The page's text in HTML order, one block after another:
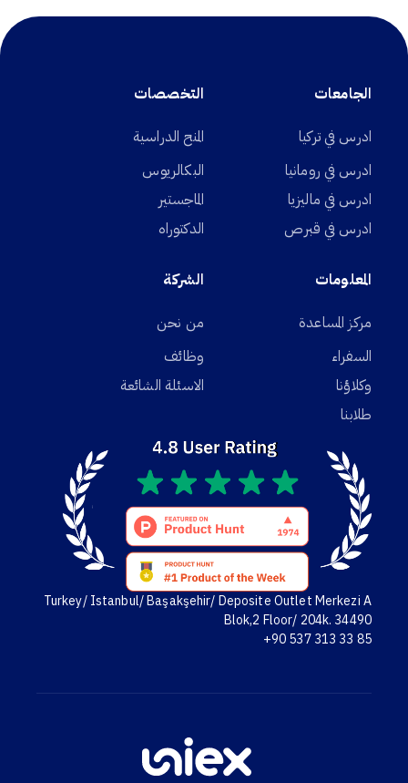
الجامعات
ادرس في تركيا
ادرس في رومانيا
ادرس في ماليزيا
ادرس في قبرص
التخصصات
المنح الدراسية
البكالريوس
الماجستير
الدكتوراه
المعلومات
مركز المساعدة
السفراء
وكلاؤنا
طلابنا
الشركة
من نحن
وظائف
الاسئلة الشائعة
Turkey/ Istanbul/ Başakşehir/ Deposite Outlet Merkezi A
Blok,2 Floor/ 204k. 34490
+90 537 313 33 85